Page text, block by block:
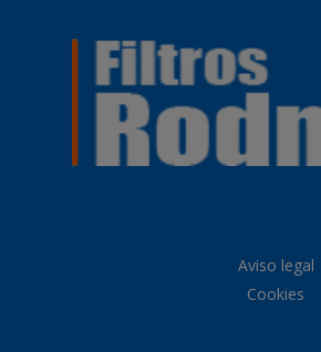
Aviso legal
Cookies